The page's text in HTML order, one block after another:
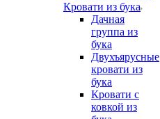
Кровати из бука
Дачная
группа из
бука
Двухъярусные
кровати из
бука
Кровати с
ковкой из